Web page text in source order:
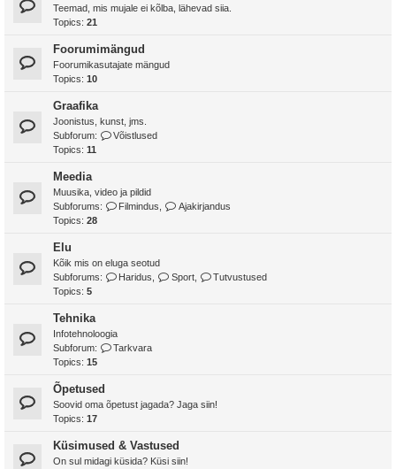
Teemad, mis mujale ei kõlba, lähevad siia.
Topics: 21
Foorumimängud
Foorumikasutajate mängud
Topics: 10
Graafika
Joonistus, kunst, jms.
Subforum:
Võistlused
Topics: 11
Meedia
Muusika, video ja pildid
Subforums:
Filmindus
Ajakirjandus
Topics: 28
Elu
Kõik mis on eluga seotud
Subforums:
Haridus Sport,
Tutvustused
Topics: 5
Tehnika
Infotehnoloogia
Subforum:
Tarkvara
Topics: 15
Õpetused
Soovid oma õpetust jagada? Jaga siin!
Topics: 17
Küsimused & Vastused
On sul midagi küsida? Küsi siin!